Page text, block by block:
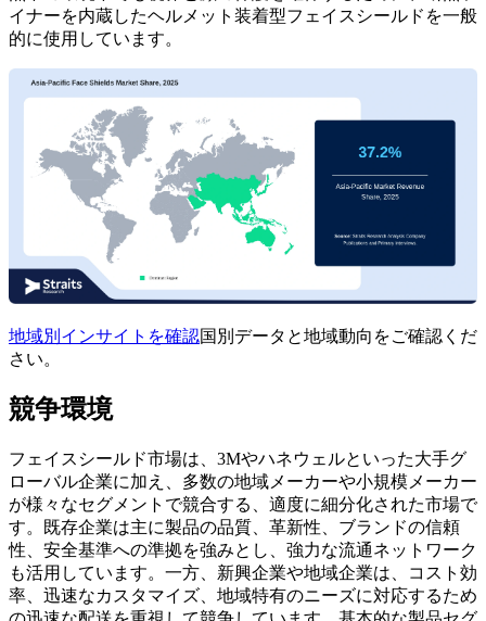
イナーを内蔵したヘルメット装着型フェイスシールドを一般
的に使用しています。
地域別インサイトを確認国別データと地域動向をご確認くだ
さい。
競争環境
フェイスシールド市場は、3Mやハネウェルといった大手グ
ローバル企業に加え、多数の地域メーカーや小規模メーカー
が様々なセグメントで競合する、適度に細分化された市場で
す。既存企業は主に製品の品質、革新性、ブランドの信頼
性、安全基準への準拠を強みとし、強力な流通ネットワーク
も活用しています。一方、新興企業や地域企業は、コスト効
率、迅速なカスタマイズ、地域特有のニーズに対応するため